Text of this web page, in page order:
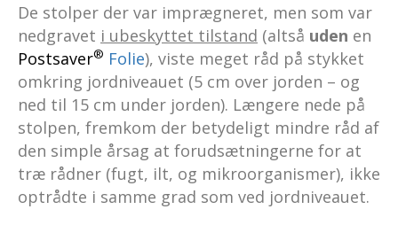
De stolper der var imprægneret, men som var
nedgravet i ubeskyttet tilstand (altså uden en
Postsaver® Folie), viste meget råd på stykket
omkring jordniveauet (5 cm over jorden – og
ned til 15 cm under jorden). Længere nede på
stolpen, fremkom der betydeligt mindre råd af
den simple årsag at forudsætningerne for at
træ rådner (fugt, ilt, og mikroorganismer), ikke
optrådte i samme grad som ved jordniveauet.